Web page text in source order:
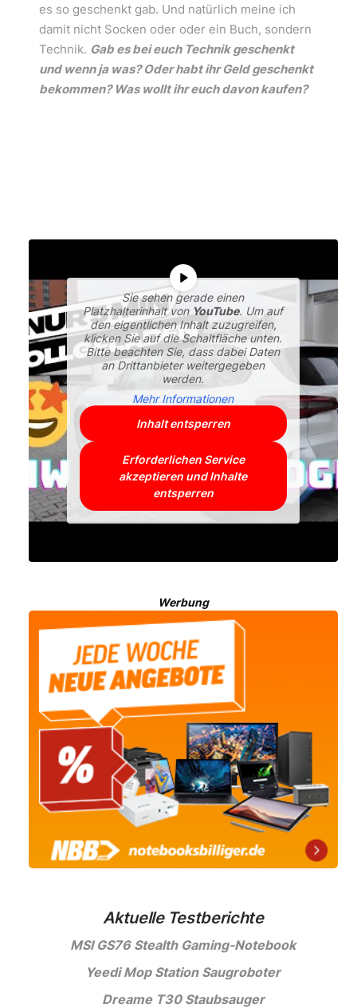
es so geschenkt gab. Und natürlich meine ich
damit nicht Socken oder oder ein Buch, sondern
Technik. Gab es bei euch Technik geschenkt
und wenn ja was? Oder habt ihr Geld geschenkt
bekommen? Was wollt ihr euch davon kaufen?
Sie sehen gerade einen
Platzhalterinhalt von YouTube. Um auf
den eigentlichen Inhalt zuzugreifen,
klicken Sie auf die Schaltfläche unten.
Bitte beachten Sie, dass dabei Daten
an Drittanbieter weitergegeben
werden.
Mehr Informationen
Inhalt entsperren
Erforderlichen Service
akzeptieren und Inhalte
entsperren
Werbung
Aktuelle Testberichte
MSI GS76 Stealth Gaming-Notebook
Yeedi Mop Station Saugroboter
Dreame T30 Staubsauger